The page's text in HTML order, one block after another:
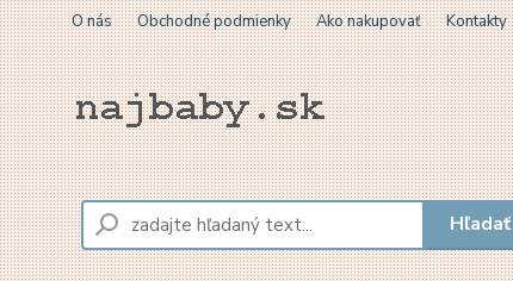
O nás Obchodné podmienky Ako nakupovať Kontakty
Hľadať